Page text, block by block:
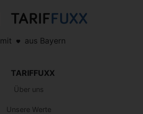
mit aus Bayern
TARIFFUXX
Über uns
Unsere Werte